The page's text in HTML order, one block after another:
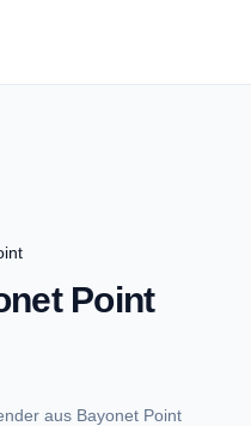
Point
aus Bayonet Point